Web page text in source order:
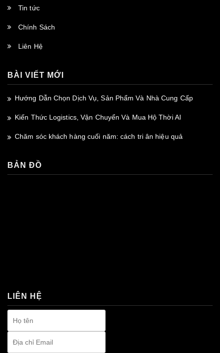
Tin tức
Chính Sách
Liên Hệ
BÀI VIẾT MỚI
Hướng Dẫn Chọn Dịch Vụ, Sản Phẩm Và Nhà Cung Cấp
Kiến Thức Logistics, Vận Chuyển Và Mua Hộ Thời AI
Chăm sóc khách hàng cuối năm: cách tri ân hiệu quả
BẢN ĐỒ
LIÊN HỆ